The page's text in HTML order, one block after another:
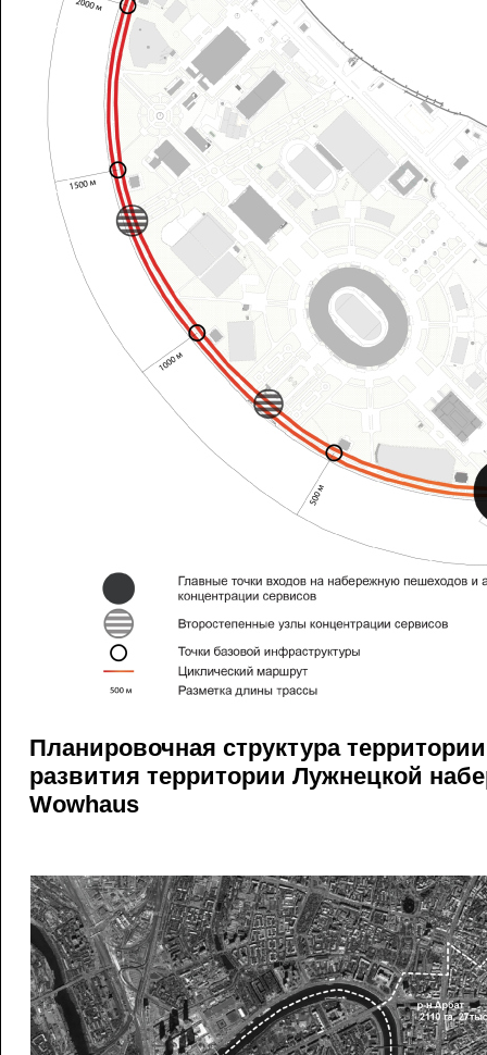
Планировочная структура
развития территории Лужнецкой
Wowhaus